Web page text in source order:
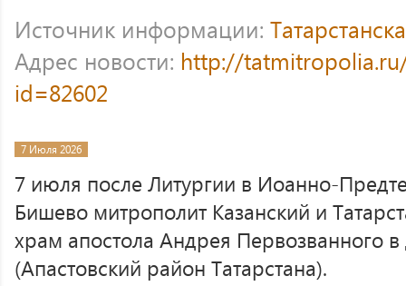
Источник информации:
Адрес новости: http://
id=82602
7 Июля 2026
7 июля после Литургии в Иоанно-
Бишево митрополит Казанский и
храм апостола Андрея Первозванного
(Апастовский район Татарстана).